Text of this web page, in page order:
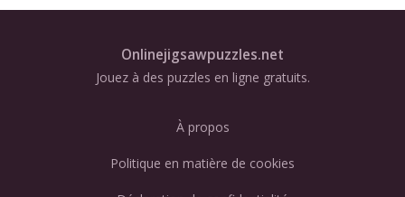
Onlinejigsawpuzzles.net
Jouez à des puzzles en ligne gratuits.
À propos
Politique en matière de cookies